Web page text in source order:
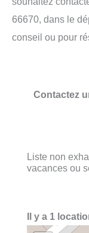
66670, dans le
conseil ou pour
Contactez
Liste non
vacances ou
Il y a 1